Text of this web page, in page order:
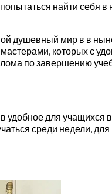
найти себя в
душевный мир в в
которых с
по завершению
удобное для
среди недели,